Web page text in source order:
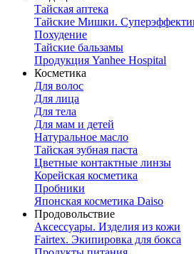
Тайская аптека
Тайские Мишки.
Похудение
Тайские бальзамы
Продукция Yanhee Hospital
Косметика
Для волос
Для лица
Для тела
Для мам и детей
Натуральное масло
Тайская зубная паста
Цветные контактные линзы
Корейская косметика
Пробники
Японская косметика Daiso
Продовольствие
Аксессуары. Изделия из кожи
Fairtex. Экипировка для бокса